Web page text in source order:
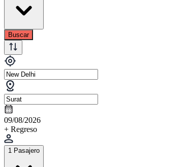
Buscar
09/08/2026
+ Regreso
1 Pasajero